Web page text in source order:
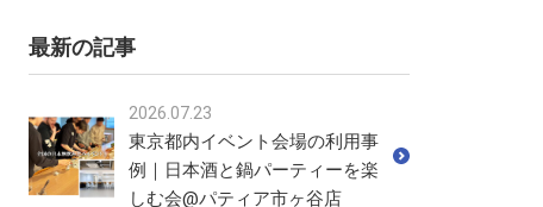
最新の記事
2026.07.23
東京都内イベント会場の利用事
例｜日本酒と鍋パーティーを楽
しむ会@パティア市ヶ谷店